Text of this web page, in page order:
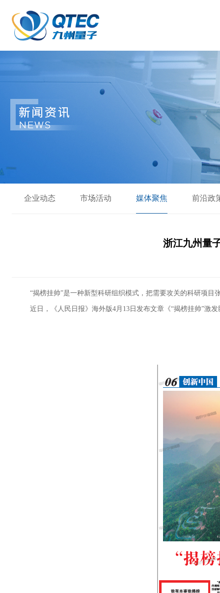
企业动态 市场活动 媒体聚焦 前沿政
浙江九州量
“揭榜挂帅”是一种新型科研组织模式，把需要攻关的科研项
近日，《人民日报》海外版4月13日发布文章《“揭榜挂帅”激